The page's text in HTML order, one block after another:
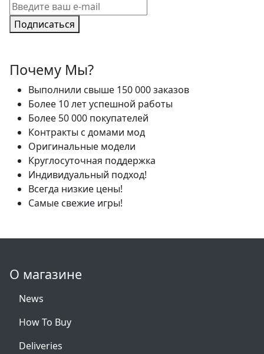
Подписаться
Почему Мы?
Выполнили свыше 150 000 заказов
Более 10 лет успешной работы
Более 50 000 покупателей
Контракты с домами мод
Оригинальные модели
Круглосуточная поддержка
Индивидуальный подход!
Всегда низкие цены!
Самые свежие игры!
О магазине
News
How To Buy
Deliveries